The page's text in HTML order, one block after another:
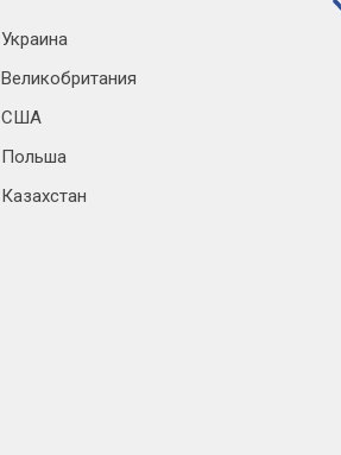
Украина
Великобритания
США
Польша
Казахстан